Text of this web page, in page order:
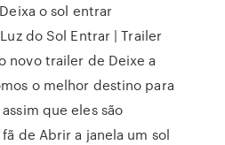
o sol entrar
do Sol Entrar | Trailer
novo trailer de Deixe a
o melhor destino para
que eles são
de Abrir a janela um sol